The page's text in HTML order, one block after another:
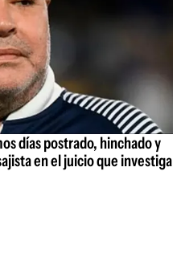
días postrado, hinchado y
en el juicio que investiga